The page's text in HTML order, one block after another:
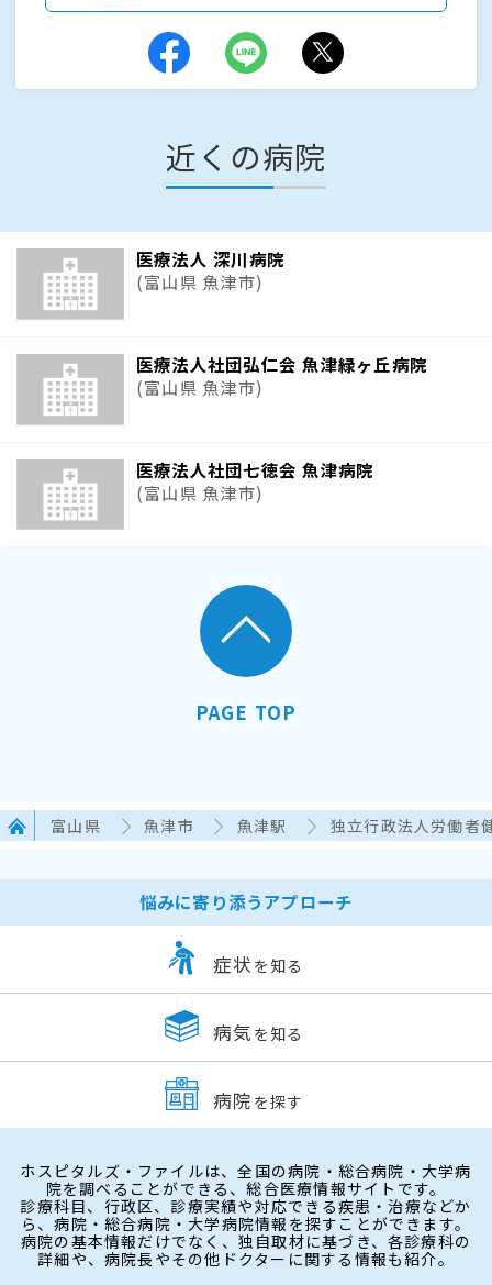
近くの病院
医療法人 深川病院
(富山県 魚津市)
医療法人社団弘仁会 魚津緑ヶ丘病院
(富山県 魚津市)
医療法人社団七徳会 魚津病院
(富山県 魚津市)
PAGE TOP
富山県 魚津市 魚津駅 独立行政法人労働者
悩みに寄り添うアプローチ
症状 を知る
病気 を知る
病院 を探す
ホスピタルズ・ファイルは、全国の病院・総合病院・大学病
院を調べることができる、総合医療情報サイトです。
診療科目、行政区、診療実績や対応できる疾患・治療などか
ら、病院・総合病院・大学病院情報を探すことができます。
病院の基本情報だけでなく、独自取材に基づき、各診療科の
詳細や、病院長やその他ドクターに関する情報も紹介。